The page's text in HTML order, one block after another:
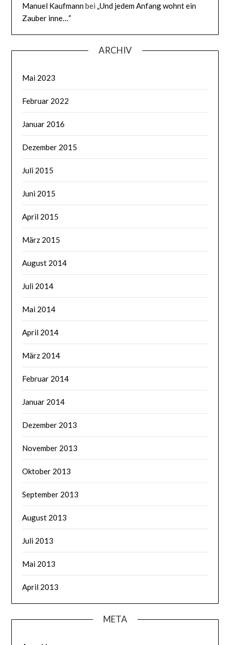
Manuel Kaufmannbei„Und jedem Anfang wohnt ein
Zauber inne…“
ARCHIV
Mai 2023
Februar 2022
Januar 2016
Dezember 2015
Juli 2015
Juni 2015
April 2015
März 2015
August 2014
Juli 2014
Mai 2014
April 2014
März 2014
Februar 2014
Januar 2014
Dezember 2013
November 2013
Oktober 2013
September 2013
August 2013
Juli 2013
Mai 2013
April 2013
META